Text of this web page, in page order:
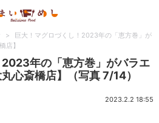
>
巨大！マグロづくし！2023年の「恵方巻」が
店】
年の「恵方巻」がバラエ
心斎橋店】（写真 7/14）
2023.2.2 18:55